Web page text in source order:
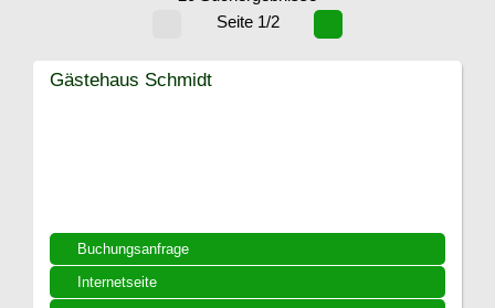
Seite 1/2
Buchungsanfrage
Internetseite
Gästehaus Schmidt